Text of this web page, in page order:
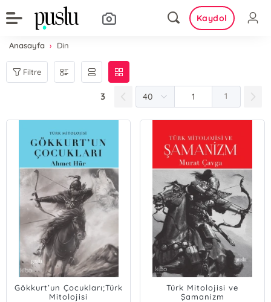
Kaydol
Anasayfa Din
Filtre
3 1
Gökkurt’un Çocukları;Türk
Mitolojisi
Türk Mitolojisi ve
Şamanizm